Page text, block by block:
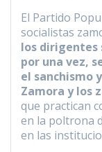
El Partido
socialistas
los dirigentes
por una vez,
el sanchismo
Zamora y los
que practican
en la poltrona
en las